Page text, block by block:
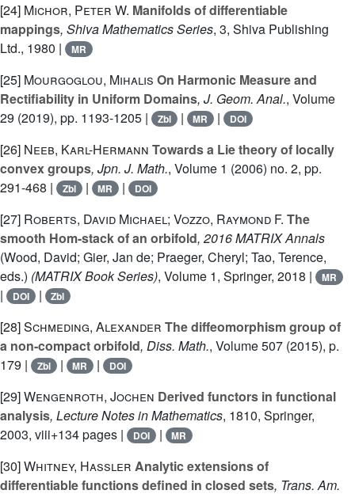
[24] Michor, Peter W. Manifolds of differentiable
mappings, Shiva Mathematics Series, 3, Shiva Publishing
Ltd., 1980 |
MR
[25] Mourgoglou, Mihalis On Harmonic Measure and
Rectifiability in Uniform Domains, J. Geom. Anal., Volume
29 (2019), pp. 1193-1205 | Zbl | MR | DOI
[26] Neeb, Karl-Hermann Towards a Lie theory of locally
convex groups, Jpn. J. Math., Volume 1 (2006) no. 2, pp.
291-468 |
Zbl | MR | DOI
[27] Roberts, David Michael; Vozzo, Raymond F. The
smooth Hom-stack of an orbifold, 2016 MATRIX Annals
(Wood, David; Gier, Jan de; Praeger, Cheryl; Tao, Terence,
eds.) (MATRIX Book Series), Volume 1, Springer, 2018 | MR
| DOI | Zbl
[28]Schmeding, Alexander The diffeomorphism group of
a non-compact orbifold, Diss. Math., Volume 507 (2015), p.
179 |
Zbl | MR | DOI
[29]Wengenroth, Jochen Derived functors in functional
analysis, Lecture Notes in Mathematics, 1810, Springer,
2003, viii+134 pages |
DOI | MR
[30]Whitney, Hassler Analytic extensions of
differentiable functions defined in closed sets, Trans. Am.